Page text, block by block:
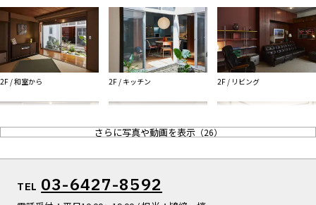
特集
[R]studioについて
お知らせ
掲載のお問い合わせ
2F / 和室から 2F / キッチン 2F / リビング
2F / 和室から庭 2F / 和室
さらに写真や動画を表示（26）
TEL 03-6427-8592